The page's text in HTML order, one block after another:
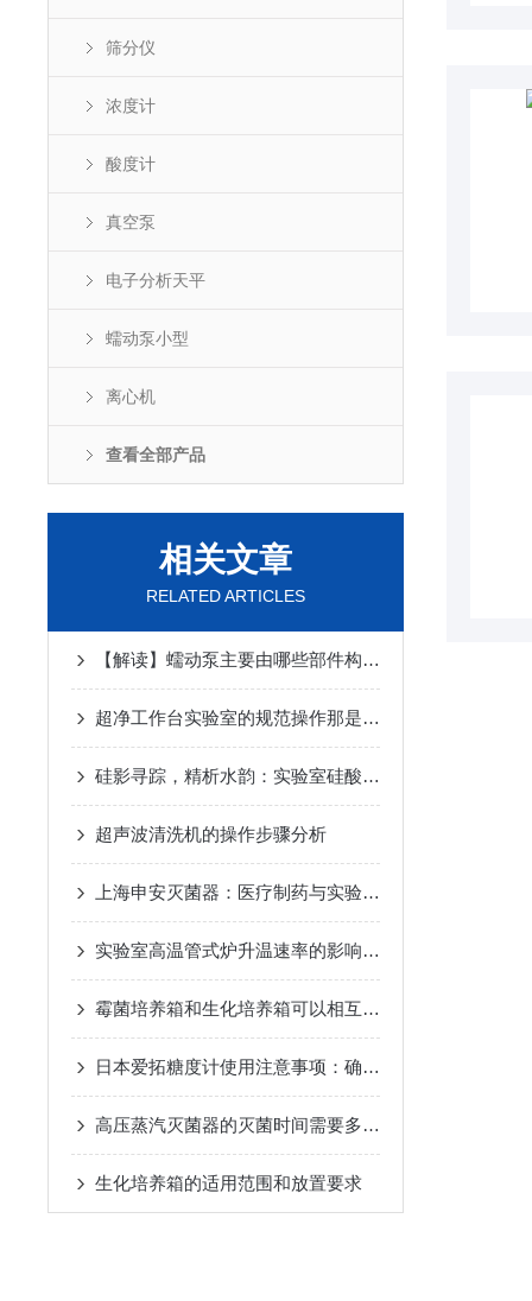
筛分仪
浓度计
酸度计
真空泵
电子分析天平
蠕动泵小型
离心机
查看全部产品
相关文章
RELATED ARTICLES
【解读】蠕动泵主要由哪些部件构成？
超净工作台实验室的规范操作那是一点也不能大意
硅影寻踪，精析水韵：实验室硅酸根测定仪的创新之路
超声波清洗机的操作步骤分析
上海申安灭菌器：医疗制药与实验室的无菌底线守护
实验室高温管式炉升温速率的影响因素与优化策略
霉菌培养箱和生化培养箱可以相互替代使用吗？
日本爱拓糖度计使用注意事项：确保准确测量糖度的关键
高压蒸汽灭菌器的灭菌时间需要多久？
生化培养箱的适用范围和放置要求